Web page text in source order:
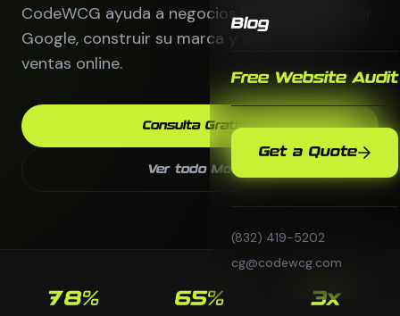
Blog
Free Website Audit
Get a Quote
(832) 419-5202
cg@codewcg.com
CodeWCG ayuda a negocios locales a dominar
Google, construir su marca y generar mas
ventas online.
Consulta Gratis
Ver todo Mobile
78% 65% 3x